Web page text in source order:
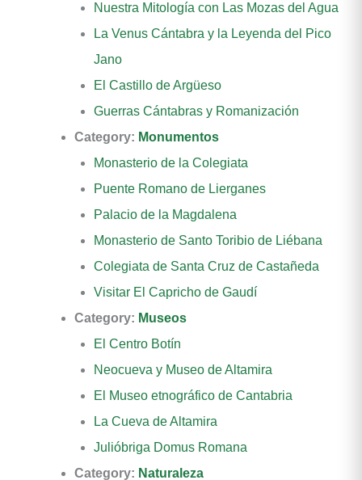
Nuestra Mitología con Las Mozas del Agua
La Venus Cántabra y la Leyenda del Pico
Jano
El Castillo de Argüeso
Guerras Cántabras y Romanización
Category: Monumentos
Monasterio de la Colegiata
Puente Romano de Lierganes
Palacio de la Magdalena
Monasterio de Santo Toribio de Liébana
Colegiata de Santa Cruz de Castañeda
Visitar El Capricho de Gaudí
Category: Museos
El Centro Botín
Neocueva y Museo de Altamira
El Museo etnográfico de Cantabria
La Cueva de Altamira
Julióbriga Domus Romana
Category: Naturaleza